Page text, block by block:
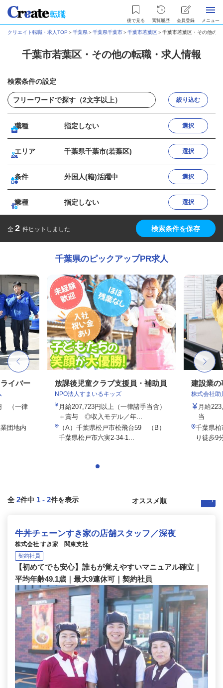
後で見る 閲覧履歴 会員登録 メニュー
クリエイト転職・求人TOP ＞千葉県＞千葉県千葉市＞千葉市若葉区＞千葉市若葉区・その他の
千葉市若葉区・その他の転職・求人情報
検索条件の設定
絞り込む
職種 指定しない 選択
エリア 千葉県千葉市(若葉区) 選択
条件 外国人(籍)活躍中 選択
業種 指定しない 選択
全 2 件ヒットしました 検索条件を保存
千葉県のピックアップPR求人
イバー
（一律
団地内
放課後児童クラブ支援員・補助員
NPO法人すまいるキッズ
月給207,723円以上（一律諸手当含）
＋賞与 ◎収入モデル／年...
（A）千葉県松戸市松飛台59 （B）
千葉県松戸市六実2-34-1...
建設業の
株式会社助
月給
当
千葉県柏
り徒歩9
全 2件中 1 - 2件を表示
牛丼チェーンすき家の店舗スタッフ／深夜
株式会社 すき家 関東支社
契約社員
【初めてでも安心】誰もが覚えやすいマニュアル確立｜
平均年齢49.1歳｜最大9連休可｜契約社員